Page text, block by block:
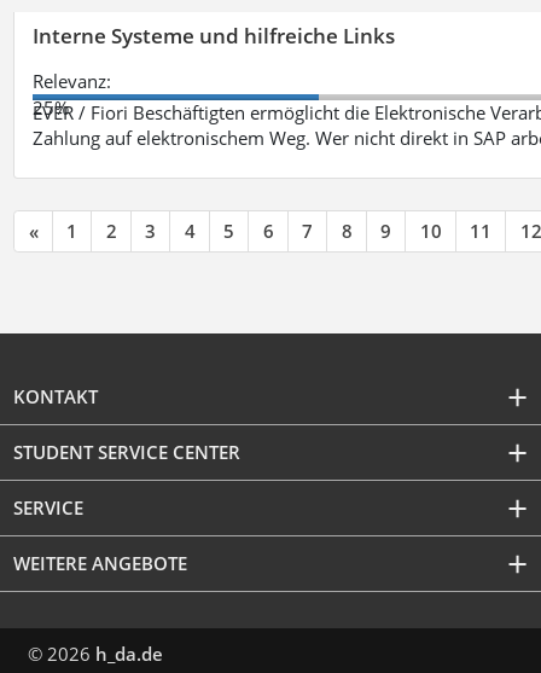
Interne Systeme und hilfreiche Links
Relevanz:
25%
EVER / Fiori Beschäftigten ermöglicht die Elektronische
Zahlung auf elektronischem Weg. Wer nicht direkt in SAP
« 1 2 3 4 5 6 7 8 9 10 11 12
KONTAKT
STUDENT SERVICE CENTER
SERVICE
WEITERE ANGEBOTE
© 2026 h_da.de